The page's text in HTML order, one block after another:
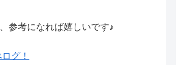
参考になれば嬉しいです♪
グ！